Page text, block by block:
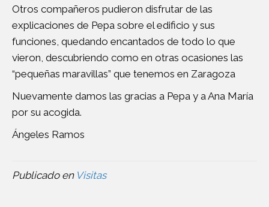
Otros compañeros pudieron disfrutar de las
explicaciones de Pepa sobre el edificio y sus
funciones, quedando encantados de todo lo que
vieron, descubriendo como en otras ocasiones las
“pequeñas maravillas” que tenemos en Zaragoza
Nuevamente damos las gracias a Pepa y a Ana María
por su acogida.
Ángeles Ramos
Publicado en Visitas